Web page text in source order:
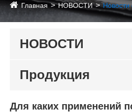
Главная НОВОСТИ Новости
НОВОСТИ
Продукция
Для каких применений